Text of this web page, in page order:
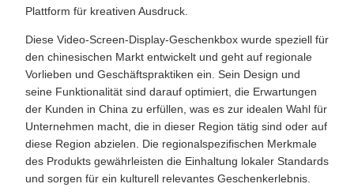
Plattform für kreativen Ausdruck.
Diese Video-Screen-Display-Geschenkbox wurde speziell für
den chinesischen Markt entwickelt und geht auf regionale
Vorlieben und Geschäftspraktiken ein. Sein Design und
seine Funktionalität sind darauf optimiert, die Erwartungen
der Kunden in China zu erfüllen, was es zur idealen Wahl für
Unternehmen macht, die in dieser Region tätig sind oder auf
diese Region abzielen. Die regionalspezifischen Merkmale
des Produkts gewährleisten die Einhaltung lokaler Standards
und sorgen für ein kulturell relevantes Geschenkerlebnis.